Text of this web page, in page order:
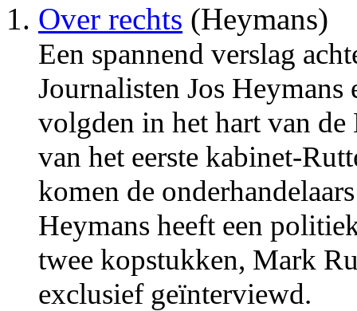
Over rechts (Heymans)
Een spannend verslag
Journalisten Jos
volgden in het hart van
van het eerste kabinet-
komen de
Heymans heeft een
twee kopstukken, Mark
exclusief geïnterviewd.